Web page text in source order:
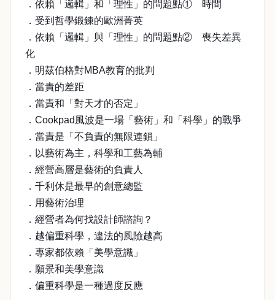
．依賴「邏輯」和「理性」的問題點① 時間
．受到哲學鍛鍊的歐洲菁英
．依賴「邏輯」與「理性」的問題點② 喪失差異
化
．明茲伯格對MBA教育的批判
．當責的差距
．當責和「對天才的否定」
．Cookpad風波是一場「藝術」和「科學」的戰爭
．當責是「不負責的無限連鎖」
．以藝術為主，科學和工藝為輔
．經營高層是藝術的負責人
．千利休是最早的創意總監
．用藝術治理
．經營者為何找設計師諮詢？
．越偏重科學，違法的風險越高
．專家都依賴「美學意識」
．願景和美學意識
．偏重科學是一種過度反應